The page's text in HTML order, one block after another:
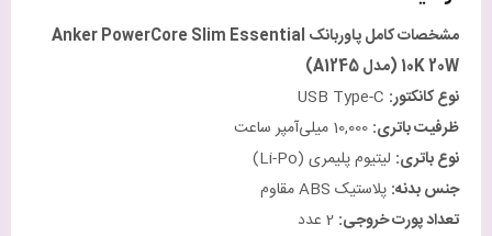
مشخصات کامل پاوربانک Anker PowerCore Slim Essential
10K 20W ( مدل
نوع کانکتور:
ظرفیت باتری:
نوع باتری: لیتیوم پلیمری (Li-Po)
جنس بدنه: پلاستیک ABS مقاوم
تعداد پورت خروجی: